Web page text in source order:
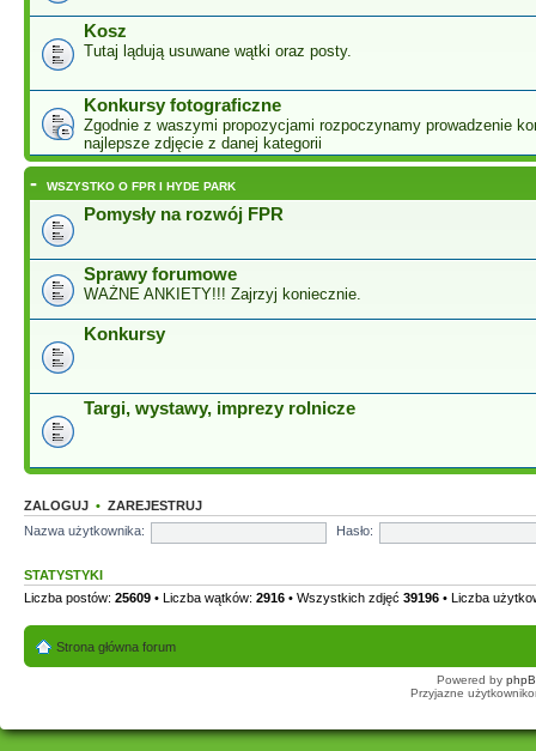
Kosz
Tutaj lądują usuwane wątki oraz posty.
Konkursy fotograficzne
Zgodnie z waszymi propozycjami rozpoczynamy prowadzenie
najlepsze zdjęcie z danej kategorii
- WSZYSTKO O FPR I HYDE PARK
Pomysły na rozwój FPR
Sprawy forumowe
WAŻNE ANKIETY!!! Zajrzyj koniecznie.
Konkursy
Targi, wystawy, imprezy rolnicze
ZALOGUJ • ZAREJESTRUJ
Nazwa użytkownika:
Hasło:
STATYSTYKI
Liczba postów: 25609 • Liczba wątków: 2916 • Wszystkich zdjęć 39196 • Liczba
Strona główna forum
Powered by
Przyjazne